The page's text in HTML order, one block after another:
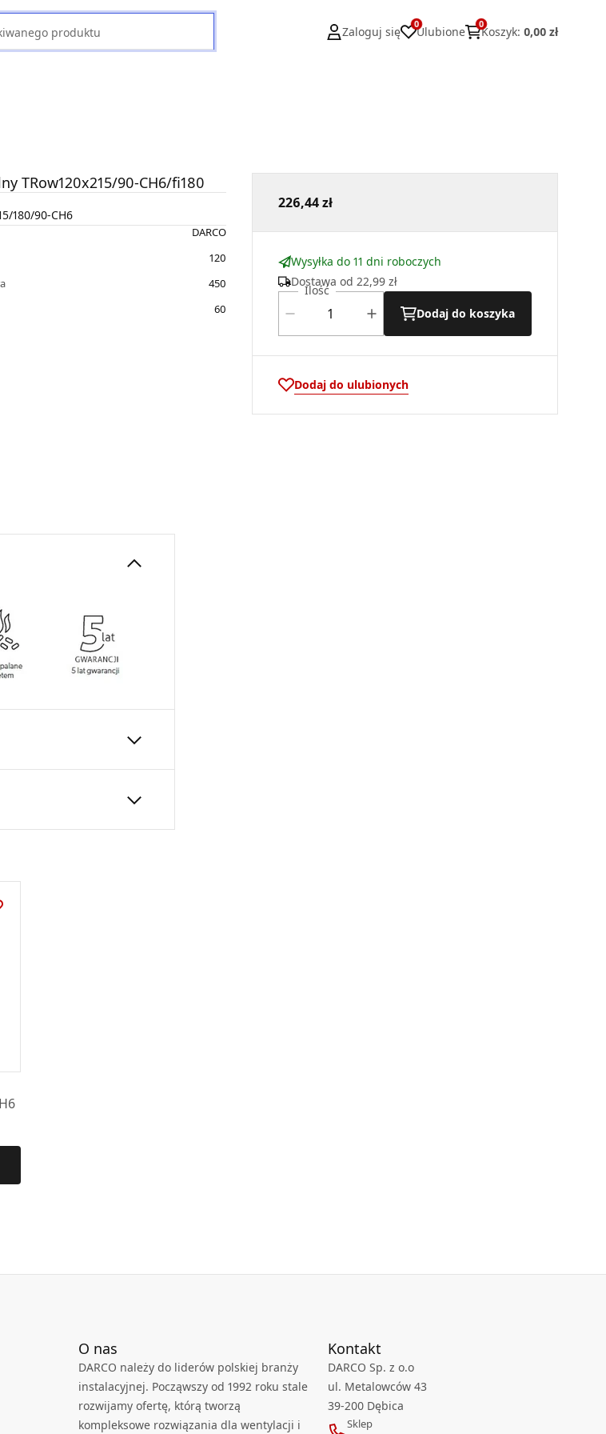
Zaloguj się
0
Ulubione
0
Koszyk: 0,00 zł
TRow120x215/90-CH6/fi180
180/90-CH6
DARCO
120
450
60
226,44 zł
Wysyłka do 11 dni roboczych
Dostawa od 22,99 zł
Ilość
Dodaj do koszyka
Dodaj do ulubionych
kominowych-
O nas
DARCO należy do liderów polskiej branży
instalacyjnej. Począwszy od 1992 roku stale
rozwijamy ofertę, którą tworzą
kompleksowe rozwiązania dla wentylacji i
Kontakt
DARCO Sp. z o.o
ul. Metalowców 43
39-200 Dębica
Sklep